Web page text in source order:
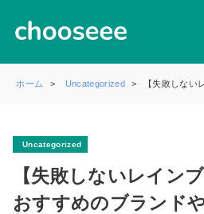
ホーム Uncategorized 【失敗しな
Uncategorized
【失敗しないレイン
おすすめのブランド